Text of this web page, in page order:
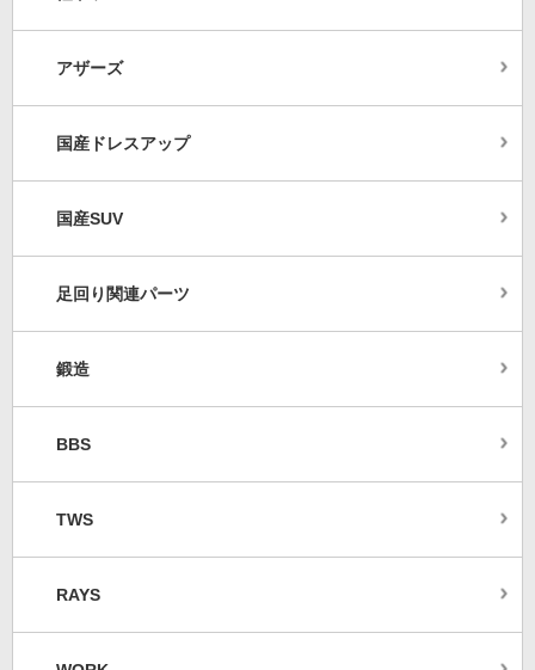
アザーズ
国産ドレスアップ
国産SUV
足回り関連パーツ
鍛造
BBS
TWS
RAYS